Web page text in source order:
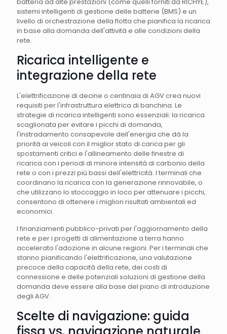
sistemi intelligenti di gestione delle batterie (BMS) e un
livello di orchestrazione della flotta che pianifica la ricarica
in base alla domanda dell'attività e alle condizioni della
rete.
Ricarica intelligente e
integrazione della rete
L'elettrificazione di decine o centinaia di AGV crea nuovi
requisiti per l'infrastruttura elettrica di banchina. Le
strategie di ricarica intelligenti sono essenziali: la ricarica
scaglionata per evitare i picchi di domanda,
l'instradamento consapevole dell'energia che dà la
priorità ai veicoli con il miglior stato di carica per gli
spostamenti critici e l'allineamento delle finestre di
ricarica con i periodi di minore intensità di carbonio della
rete o con i prezzi più bassi dell'elettricità. I terminali che
coordinano la ricarica con la generazione rinnovabile, o
che utilizzano lo stoccaggio in loco per attenuare i picchi,
consentono di ottenere i migliori risultati ambientali ed
economici.
I finanziamenti pubblico-privati per l'aggiornamento della
rete e per i progetti di alimentazione a terra hanno
accelerato l'adozione in alcune regioni. Per i terminali che
stanno pianificando l'elettrificazione, una valutazione
precoce della capacità della rete, dei costi di
connessione e delle potenziali soluzioni di gestione della
domanda deve essere alla base del piano di introduzione
degli AGV.
Scelte di navigazione: guida